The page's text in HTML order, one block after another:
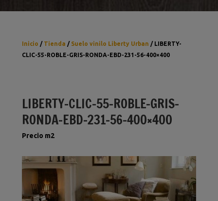
Inicio / Tienda / Suelo vinilo Liberty Urban / LIBERTY-
CLIC-55-ROBLE-GRIS-RONDA-EBD-231-56-400×400
LIBERTY-CLIC-55-ROBLE-GRIS-
RONDA-EBD-231-56-400×400
Precio m2